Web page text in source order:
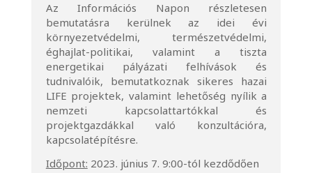
Az Információs Napon részletesen
bemutatásra kerülnek az idei évi
környezetvédelmi, természetvédelmi,
éghajlat-politikai, valamint a tiszta
energetikai pályázati felhívások és
tudnivalóik, bemutatkoznak sikeres hazai
LIFE projektek, valamint lehetőség nyílik a
nemzeti kapcsolattartókkal és
projektgazdákkal való konzultációra,
kapcsolatépítésre.
Időpont: 2023. június 7. 9:00-tól kezdődően